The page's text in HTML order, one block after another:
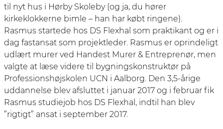
til nyt hus i Hørby Skoleby (og ja, du hører
kirkeklokkerne bimle – han har købt ringene).
Rasmus startede hos DS Flexhal som praktikant og er i
dag fastansat som projektleder. Rasmus er oprindeligt
udlært murer ved Handest Murer & Entreprenør, men
valgte at læse videre til bygningskonstruktør på
Professionshøjskolen UCN i Aalborg. Den 3,5-årige
uddannelse blev afsluttet i januar 2017 og i februar fik
Rasmus studiejob hos DS Flexhal, indtil han blev
”rigtigt” ansat i september 2017.